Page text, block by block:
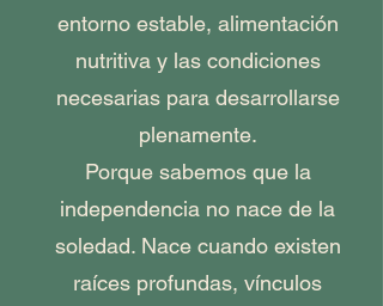
entorno estable, alimentación
nutritiva y las condiciones
necesarias para desarrollarse
plenamente.
Porque sabemos que la
independencia no nace de la
soledad. Nace cuando existen
raíces profundas, vínculos